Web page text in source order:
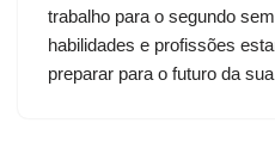
trabalho para o segundo
habilidades e profissões
preparar para o futuro da